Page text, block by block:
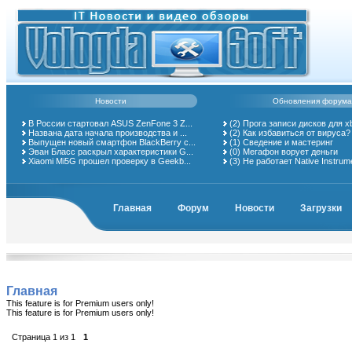
Новости Обновления форума
В России стартовал ASUS ZenFone 3 Z...
Названа дата начала производства и ...
Выпущен новый смартфон BlackBerry с...
Эван Бласс раскрыл характеристики G...
Xiaomi Mi5G прошел проверку в Geekb...
(2) Прога записи дисков для
(2) Как избавиться от вируса?
(1) Сведение и мастеринг
(0) Мегафон ворует деньги
(3) Не работает Native
Главная Форум Новости Загрузки
Главная
This feature is for Premium users only!
This feature is for Premium users only!
Страница 1 из 1
1